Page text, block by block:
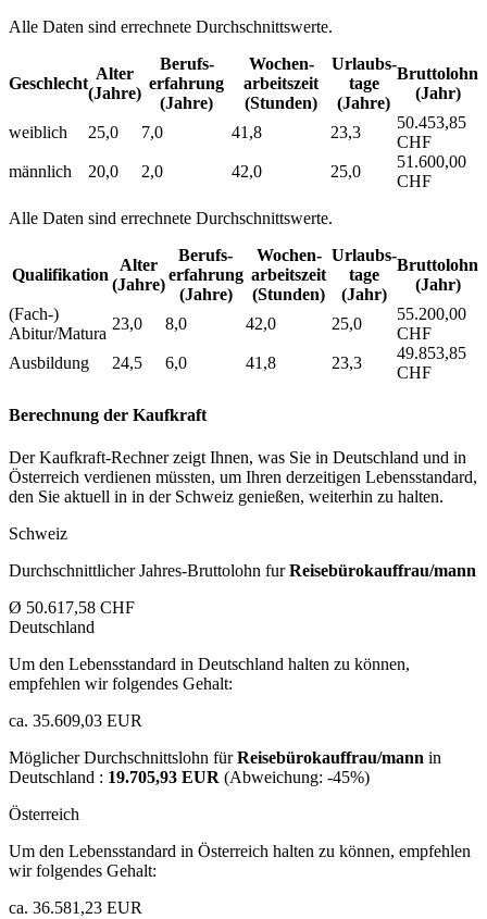
Alle Daten sind errechnete Durchschnittswerte.
Geschlecht
Alter
(Jahre)
Berufs­
erfahrung
(Jahre)
Wochen­
arbeitszeit
(Stunden)
Urlaubs­
tage
(Jahre)
Bruttolohn
(Jahr)
weiblich 25,0 7,0 41,8 23,3
50.453,85
CHF
männlich
20,0 2,0 42,0 25,0
51.600,00
CHF
Alle Daten sind errechnete Durchschnittswerte.
Qualifikation
Alter
(Jahre)
Berufs­
erfahrung
(Jahre)
Wochen­
arbeitszeit
(Stunden)
Urlaubs­
tage
(Jahr)
Bruttolohn
(Jahr)
(Fach-)
Abitur/Matura
23,0 8,0 42,0 25,0
55.200,00
CHF
Ausbildung
24,5 6,0 41,8 23,3
49.853,85
CHF
Berechnung der Kaufkraft
Der Kaufkraft-Rechner zeigt Ihnen, was Sie in Deutschland und in
Österreich verdienen müssten, um Ihren derzeitigen Lebensstandard,
den Sie aktuell in in der Schweiz genießen, weiterhin zu halten.
Schweiz
Durchschnittlicher Jahres-Bruttolohn furReisebürokauffrau/mann
Ø 50.617,58 CHF
Deutschland
Um den Lebensstandard in Deutschland halten zu können,
empfehlen wir folgendes Gehalt:
ca. 35.609,03 EUR
Möglicher Durchschnittslohn fürReisebürokauffrau/mann in
Deutschland : 19.705,93 EUR (Abweichung: -45%)
Österreich
Um den Lebensstandard in Österreich halten zu können, empfehlen
wir folgendes Gehalt:
ca. 36.581,23 EUR